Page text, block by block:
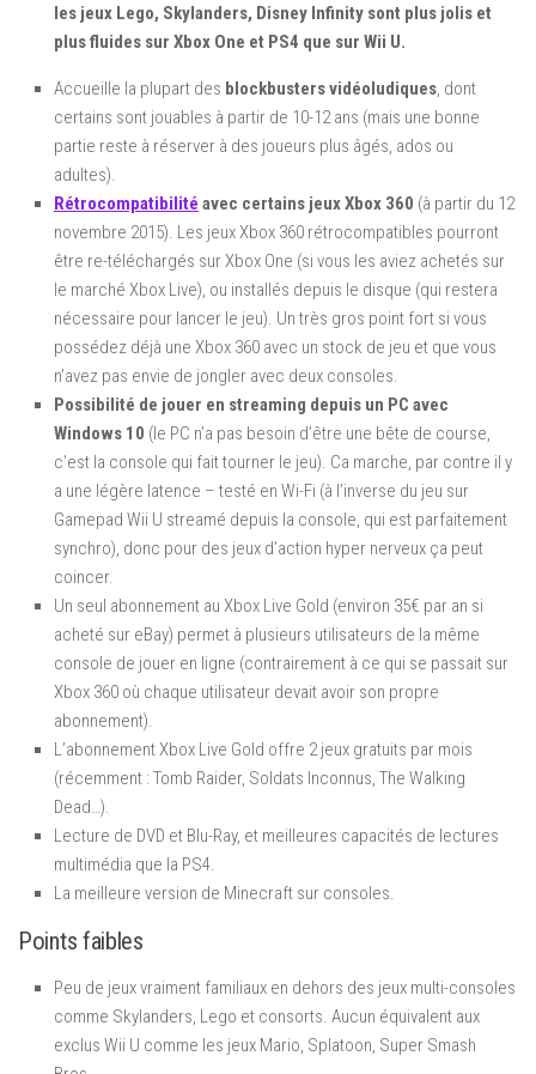
les jeux Lego, Skylanders, Disney Infinity sont plus jolis et
plus fluides sur Xbox One et PS4 que sur Wii U.
Accueille la plupart des blockbusters vidéoludiques, dont
certains sont jouables à partir de 10-12 ans (mais une bonne
partie reste à réserver à des joueurs plus âgés, ados ou
adultes).
Rétrocompatibilité avec certains jeux Xbox 360 (à partir du 12
novembre 2015). Les jeux Xbox 360 rétrocompatibles pourront
être re-téléchargés sur Xbox One (si vous les aviez achetés sur
le marché Xbox Live), ou installés depuis le disque (qui restera
nécessaire pour lancer le jeu). Un très gros point fort si vous
possédez déjà une Xbox 360 avec un stock de jeu et que vous
n’avez pas envie de jongler avec deux consoles.
Possibilité de jouer en streaming depuis un PC avec
Windows 10 (le PC n’a pas besoin d’être une bête de course,
c’est la console qui fait tourner le jeu). Ca marche, par contre il y
a une légère latence – testé en Wi-Fi (à l’inverse du jeu sur
Gamepad Wii U streamé depuis la console, qui est parfaitement
synchro), donc pour des jeux d’action hyper nerveux ça peut
coincer.
Un seul abonnement au Xbox Live Gold (environ 35€ par an si
acheté sur eBay) permet à plusieurs utilisateurs de la même
console de jouer en ligne (contrairement à ce qui se passait sur
Xbox 360 où chaque utilisateur devait avoir son propre
abonnement).
L’abonnement Xbox Live Gold offre 2 jeux gratuits par mois
(récemment : Tomb Raider, Soldats Inconnus, The Walking
Dead…).
Lecture de DVD et Blu-Ray, et meilleures capacités de lectures
multimédia que la PS4.
La meilleure version de Minecraft sur consoles.
Points faibles
Peu de jeux vraiment familiaux en dehors des jeux multi-consoles
comme Skylanders, Lego et consorts. Aucun équivalent aux
exclus Wii U comme les jeux Mario, Splatoon, Super Smash